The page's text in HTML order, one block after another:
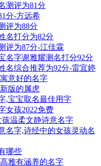
测评为81分
分-方远希
评为88分
名打分为82分
评为87分-江佳霖
名字谢雅耀测名打分92分
名综合推荐为92分-雷宜婷
意好的名字
版的属虎
,宝宝取名最佳用字
女孩2022免费
温柔文静诗意名字
名字,诗经中的女孩灵动名
哪些
雅有涵养的名字